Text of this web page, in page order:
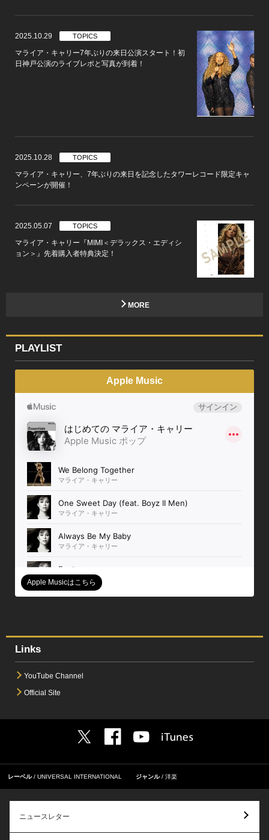
2025.10.29 TOPICS
マライア・キャリー7年ぶりの来日公演スタート！初
日神戸公演のライブレポと写真が到着！
2025.10.28 TOPICS
マライア・キャリー、7年ぶりの来日を記念したタワーレコード限定キャ
ンペーンが開催！
2025.05.07 TOPICS
マライア・キャリー『MIMI＜デラックス・エディシ
ョン＞』先着購入者特典決定！
MORE
PLAYLIST
Apple Music
Apple Musicはこちら
Links
YouTube Channel
Official Site
レーベル UNIVERSAL INTERNATIONAL ジャンル 洋楽
ニュースレター